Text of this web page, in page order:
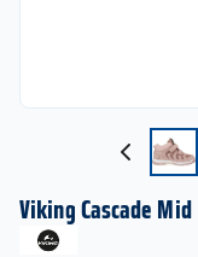
Viking Cascade